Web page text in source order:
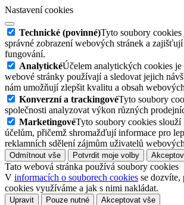
Nastavení cookies
Technické (povinné)Tyto soubory
správné zobrazení webových stránek a
fungování.
AnalytickéÚčelem analytických cookies
webové stránky používají a sledovat jejich
nám umožňují zlepšit kvalitu a obsah
Konverzní a trackingovéTyto soubory
společnosti analyzovat výkon různých
MarketingovéTyto soubory cookies
účelům, přičemž shromažďují informace pro
reklamních sdělení zájmům uživatelů
Odmítnout vše Potvrdit moje volby
Tato webová stránka používá soubory cookies
V informacích o souborech cookies se dozvíte,
cookies využíváme a jak s nimi nakládat.
Upravit Pouze nutné Akceptovat vše